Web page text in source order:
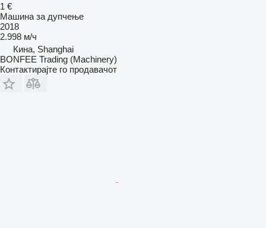
1 €
Машина за дупчење
2018
2.998 м/ч
Кина, Shanghai
BONFEE Trading (Machinery)
Контактирајте го продавачот